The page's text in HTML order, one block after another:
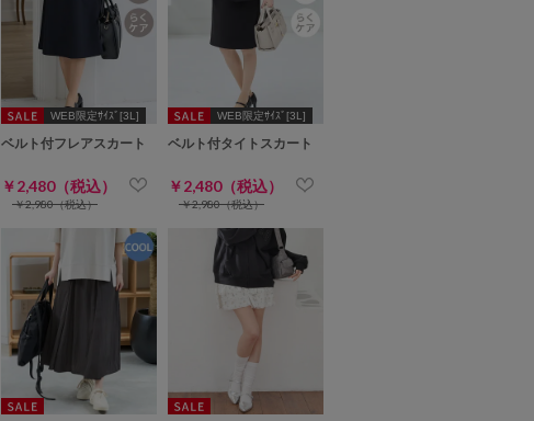
WEB限定ｻｲｽﾞ[3L]
ベルト付フレアスカート
￥2,480（税込）
￥2,980（税込）
WEB限定ｻｲｽﾞ[3L]
ベルト付タイトスカート
￥2,480（税込）
￥2,980（税込）